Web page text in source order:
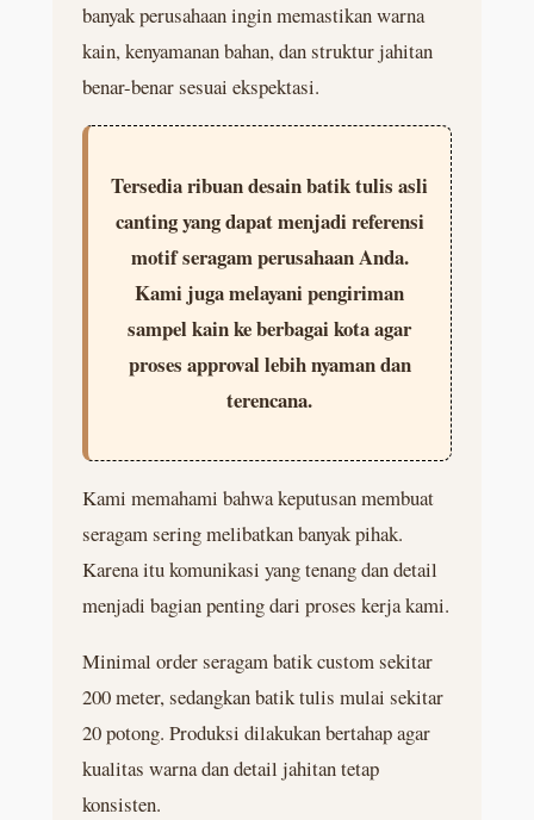
banyak perusahaan ingin memastikan warna
kain, kenyamanan bahan, dan struktur jahitan
benar-benar sesuai ekspektasi.
Tersedia ribuan desain batik tulis asli
canting yang dapat menjadi referensi
motif seragam perusahaan Anda.
Kami juga melayani pengiriman
sampel kain ke berbagai kota agar
proses approval lebih nyaman dan
terencana.
Kami memahami bahwa keputusan membuat
seragam sering melibatkan banyak pihak.
Karena itu komunikasi yang tenang dan detail
menjadi bagian penting dari proses kerja kami.
Minimal order seragam batik custom sekitar
200 meter, sedangkan batik tulis mulai sekitar
20 potong. Produksi dilakukan bertahap agar
kualitas warna dan detail jahitan tetap
konsisten.